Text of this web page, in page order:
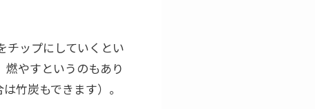
チップにしていくとい
やすというのもあり
竹炭もできます）。